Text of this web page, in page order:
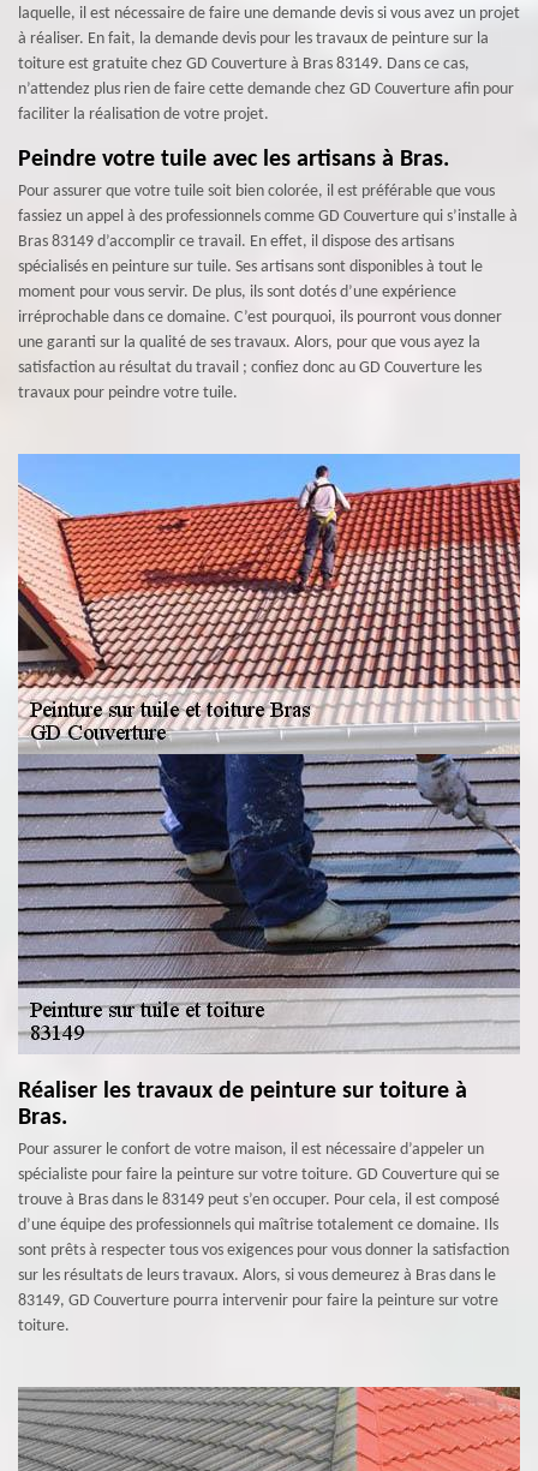
laquelle, il est nécessaire de faire une demande devis si vous avez un projet
à réaliser. En fait, la demande devis pour les travaux de peinture sur la
toiture est gratuite chez GD Couverture à Bras 83149. Dans ce cas,
n’attendez plus rien de faire cette demande chez GD Couverture afin pour
faciliter la réalisation de votre projet.
Peindre votre tuile avec les artisans à Bras.
Pour assurer que votre tuile soit bien colorée, il est préférable que vous
fassiez un appel à des professionnels comme GD Couverture qui s’installe à
Bras 83149 d’accomplir ce travail. En effet, il dispose des artisans
spécialisés en peinture sur tuile. Ses artisans sont disponibles à tout le
moment pour vous servir. De plus, ils sont dotés d’une expérience
irréprochable dans ce domaine. C’est pourquoi, ils pourront vous donner
une garanti sur la qualité de ses travaux. Alors, pour que vous ayez la
satisfaction au résultat du travail ; confiez donc au GD Couverture les
travaux pour peindre votre tuile.
Réaliser les travaux de peinture sur toiture à
Bras.
Pour assurer le confort de votre maison, il est nécessaire d’appeler un
spécialiste pour faire la peinture sur votre toiture. GD Couverture qui se
trouve à Bras dans le 83149 peut s’en occuper. Pour cela, il est composé
d’une équipe des professionnels qui maîtrise totalement ce domaine. Ils
sont prêts à respecter tous vos exigences pour vous donner la satisfaction
sur les résultats de leurs travaux. Alors, si vous demeurez à Bras dans le
83149, GD Couverture pourra intervenir pour faire la peinture sur votre
toiture.